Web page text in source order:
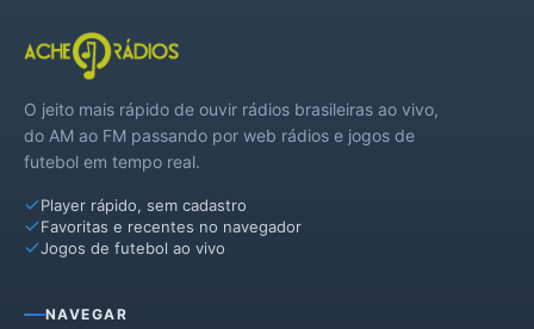
Guarará
Lima Duarte
Mar de Espanha
Maripá de Minas
Matias Barbosa
Olaria
O jeito mais rápido de ouvir rádios brasileiras ao vivo,
do AM ao FM passando por web rádios e jogos de
futebol em tempo real.
Player rápido, sem cadastro
Favoritas e recentes no navegador
Jogos de futebol ao vivo
NAVEGAR